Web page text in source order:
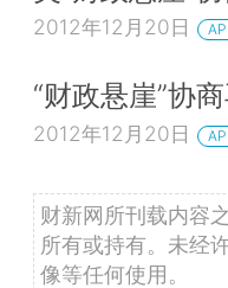
2012年12月20日
“财政悬崖”协
2012年12月20日
财新网所刊载内容
所有或持有。未经
像等任何使用。